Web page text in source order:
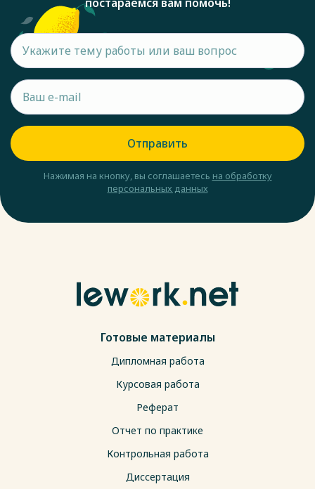
Отправить
Нажимая на кнопку, вы соглашаетесь на обработку
персональных данных
Готовые материалы
Дипломная работа
Курсовая работа
Реферат
Отчет по практике
Контрольная работа
Диссертация